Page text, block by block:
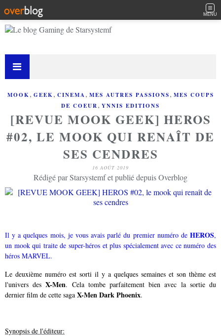
MENU
MOOK, GEEK, CINEMA, MES AUTRES PASSIONS, MES COUPS
DE COEUR, YNNIS EDITIONS
[REVUE MOOK GEEK] HEROS
#02, LE MOOK QUI RENAÎT DE
SES CENDRES
16 AOÛT 2019
Rédigé par Starsystemf et publié depuis Overblog
Il y a quelques mois, je vous avais parlé du premier numéro de HEROS,
un mook qui traite de super-héros et plus spécialement avec ce numéro des
héros MARVEL.
Le deuxième numéro est sorti il y a quelques semaines et son thème est
l'univers desX-Men. Cela tombe parfaitement bien avec la sortie du
dernier film de cette saga X-Men Dark Phoenix.
Synopsis de l'éditeur: